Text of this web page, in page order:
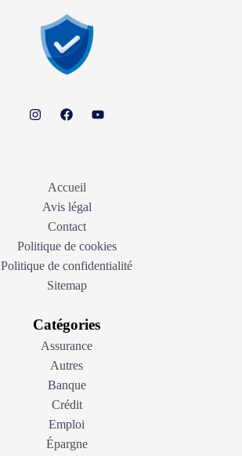
Accueil
Avis légal
Contact
Politique de cookies
Politique de confidentialité
Sitemap
Catégories
Assurance
Autres
Banque
Crédit
Emploi
Épargne